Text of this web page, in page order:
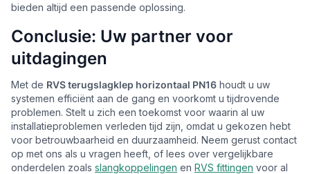
bieden altijd een passende oplossing.
Conclusie: Uw partner voor
uitdagingen
Met de RVS terugslagklep horizontaal PN16 houdt u uw
systemen efficiënt aan de gang en voorkomt u tijdrovende
problemen. Stelt u zich een toekomst voor waarin al uw
installatieproblemen verleden tijd zijn, omdat u gekozen hebt
voor betrouwbaarheid en duurzaamheid. Neem gerust contact
op met ons als u vragen heeft, of lees over vergelijkbare
onderdelen zoals slangkoppelingen en RVS fittingen voor al